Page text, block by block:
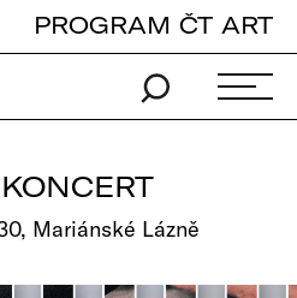
PROGRAM ČT ART
Mariánské Lázně